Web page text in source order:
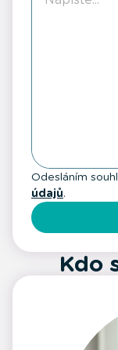
Odesláním
údajů.
Kdo